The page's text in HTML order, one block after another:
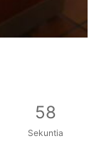
57
Sekuntia